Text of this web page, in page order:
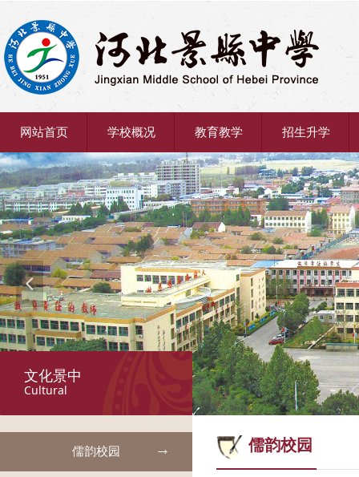
网站首页 学校概况 教育教学 招生升学
넳
儒韵校园
文化景中
Cultural
儒韵校园